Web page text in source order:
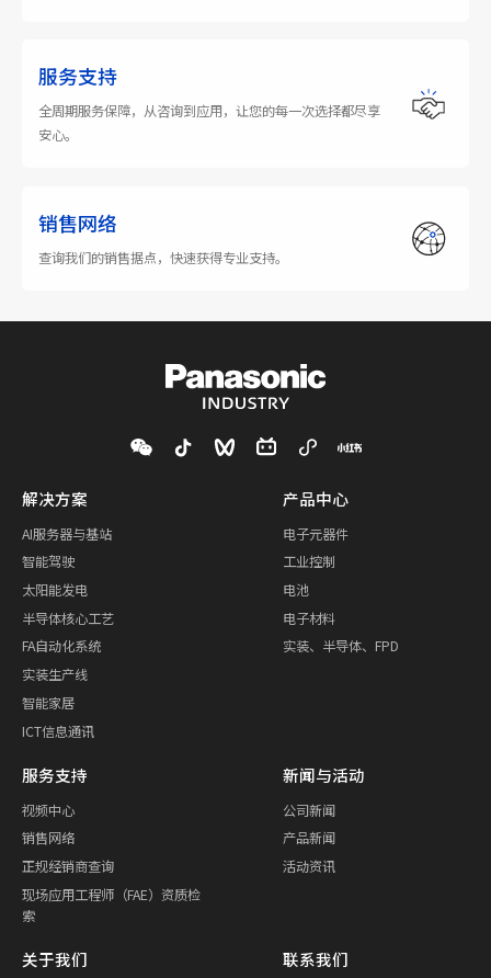
服务支持
全周期服务保障，从咨询到应用，让您的每一次选择都尽享
安心。
销售网络
查询我们的销售据点，快速获得专业支持。
解决方案
AI服务器与基站
智能驾驶
太阳能发电
半导体核心工艺
FA自动化系统
实装生产线
智能家居
ICT信息通讯
产品中心
电子元器件
工业控制
电池
电子材料
实装、半导体、FPD
服务支持
视频中心
销售网络
正规经销商查询
现场应用工程师（FAE）资质检
索
新闻与活动
公司新闻
产品新闻
活动资讯
关于我们 联系我们